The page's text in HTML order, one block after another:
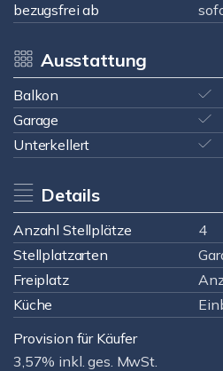
bezugsfrei ab
Ausstattung
Balkon
Garage
Unterkellert
Details
Anzahl Stellplätze
4
Stellplatzarten
Freiplatz
Küche
Provision für Käufer
3,57% inkl. ges. MwSt.